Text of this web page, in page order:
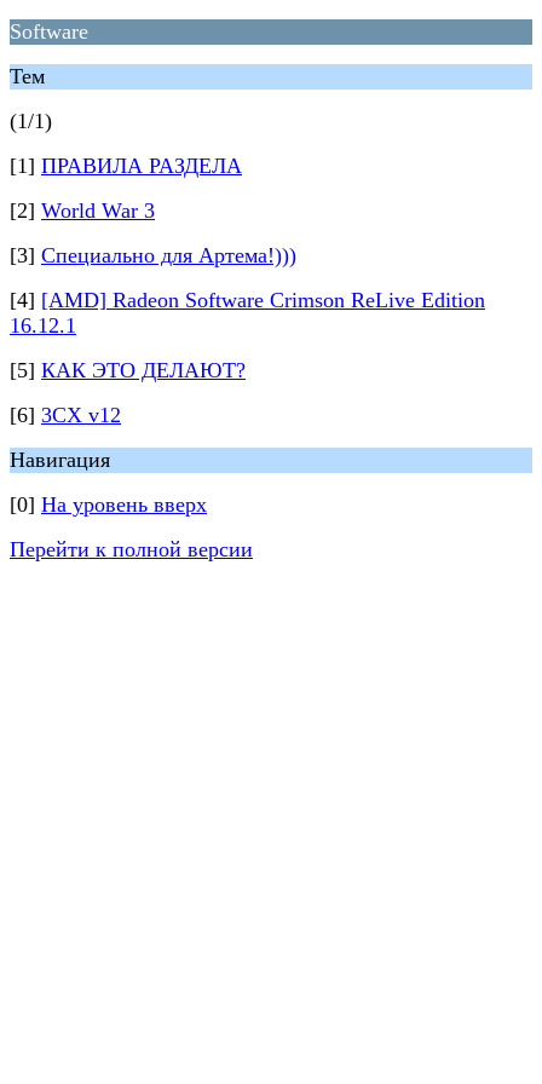
Software
Тем
(1/1)
[1] ПРАВИЛА РАЗДЕЛА
[2] World War 3
[3] Специально для Артема!)))
[4] [AMD] Radeon Software Crimson ReLive Edition
16.12.1
[5] КАК ЭТО ДЕЛАЮТ?
[6] 3CX v12
Навигация
[0] На уровень вверх
Перейти к полной версии